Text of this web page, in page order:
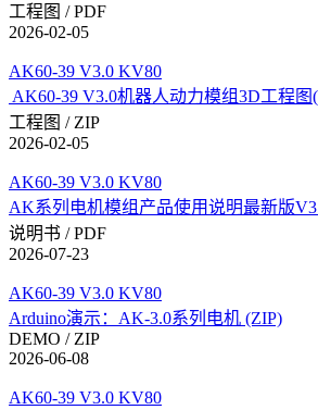
工程图 / PDF
2026-02-05
AK60-39 V3.0 KV80
AK60-39 V3.0机器人动力模组3D工程图
工程图 / ZIP
2026-02-05
AK60-39 V3.0 KV80
AK系列电机模组产品使用说明最新版
说明书 / PDF
2026-07-23
AK60-39 V3.0 KV80
Arduino演示：AK-3.0系列电机 (ZIP)
DEMO / ZIP
2026-06-08
AK60-39 V3.0 KV80